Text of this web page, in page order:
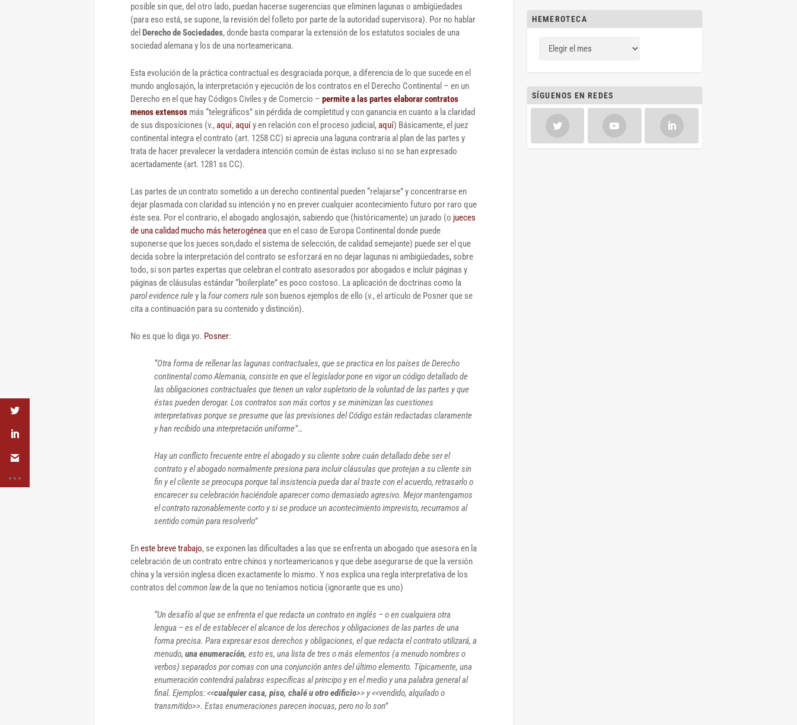
posible sin que, del otro lado, puedan hacerse sugerencias que eliminen lagunas o ambigüedades
(para eso está, se supone, la revisión del folleto por parte de la autoridad supervisora). Por no hablar
del Derecho de Sociedades, donde basta comparar la extensión de los estatutos sociales de una
sociedad alemana y los de una norteamericana.
Esta evolución de la práctica contractual es desgraciada porque, a diferencia de lo que sucede en el
mundo anglosajón, la interpretación y ejecución de los contratos en el Derecho Continental – en un
Derecho en el que hay Códigos Civiles y de Comercio – permite a las partes elaborar contratos
menos extensos más “telegráficos” sin pérdida de completitud y con ganancia en cuanto a la claridad
de sus disposiciones (v.,aquí,aquíy en relación con el proceso judicial,aquí) Básicamente, el juez
continental integra el contrato (art. 1258 CC) si aprecia una laguna contraria al plan de las partes y
trata de hacer prevalecer la verdadera intención común de éstas incluso si no se han expresado
acertadamente (art. 1281 ss CC).
Las partes de un contrato sometido a un derecho continental pueden “relajarse” y concentrarse en
dejar plasmada con claridad su intención y no en prever cualquier acontecimiento futuro por raro que
éste sea. Por el contrario, el abogado anglosajón, sabiendo que (históricamente) un jurado (o jueces
de una calidad mucho más heterogéneaque en el caso de Europa Continental donde puede
suponerse que los jueces son,dado el sistema de selección, de calidad semejante) puede ser el que
decida sobre la interpretación del contrato se esforzará en no dejar lagunas ni ambigüedades, sobre
todo, si son partes expertas que celebran el contrato asesorados por abogados e incluir páginas y
parol evidence ruley lafour corners rule son buenos ejemplos de ello (v., el artículo de Posner que se
cita a continuación para su contenido y distinción).
No es que lo diga yo. Posner:
“Otra forma de rellenar las lagunas contractuales, que se practica en los países de Derecho
continental como Alemania, consiste en que el legislador pone en vigor un código detallado de
las obligaciones contractuales que tienen un valor supletorio de la voluntad de las partes y que
éstas pueden derogar. Los contratos son más cortos y se minimizan las cuestiones
interpretativas porque se presume que las previsiones del Código están redactadas claramente
y han recibido una interpretación uniforme”…
Hay un conflicto frecuente entre el abogado y su cliente sobre cuán detallado debe ser el
contrato y el abogado normalmente presiona para incluir cláusulas que protejan a su cliente sin
fin y el cliente se preocupa porque tal insistencia pueda dar al traste con el acuerdo, retrasarlo o
encarecer su celebración haciéndole aparecer como demasiado agresivo. Mejor mantengamos
el contrato razonablemente corto y si se produce un acontecimiento imprevisto, recurramos al
sentido común para resolverlo”
Eneste breve trabajo, se exponen las dificultades a las que se enfrenta un abogado que asesora en la
celebración de un contrato entre chinos y norteamericanos y que debe asegurarse de que la versión
china y la versión inglesa dicen exactamente lo mismo. Y nos explica una regla interpretativa de los
contratos del common lawde la que no teníamos noticia (ignorante que es uno)
“Un desafío al que se enfrenta el que redacta un contrato en inglés – o en cualquiera otra
lengua – es el de establecer el alcance de los derechos y obligaciones de las partes de una
forma precisa. Para expresar esos derechos y obligaciones, el que redacta el contrato utilizará, a
menudo, una enumeración, esto es, una lista de tres o más elementos (a menudo nombres o
verbos) separados por comas con una conjunción antes del último elemento. Típicamente, una
enumeración contendrá palabras específicas al principo y en el medio y una palabra general al
final. Ejemplos: <<cualquier casa, piso, chalé u otro edificio>> y <<vendido, alquilado o
transmitido>>. Estas enumeraciones parecen inocuas, pero no lo son”
HEMEROTECA
SÍGUENOS EN REDES